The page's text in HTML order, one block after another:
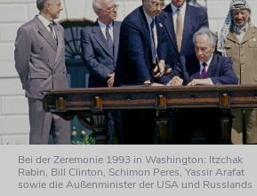
Bei der Zeremonie 1993 in Washington: Itzchak
Rabin, Bill Clinton, Schimon Peres, Yassir Arafat
sowie die Außenminister der USA und Russlands